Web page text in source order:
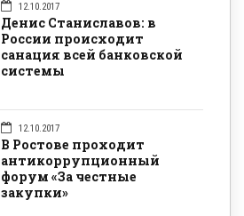
12.10.2017
Денис Станиславов: в
России происходит
санация всей банковской
системы
12.10.2017
В Ростове проходит
антикоррупционный
форум «За честные
закупки»